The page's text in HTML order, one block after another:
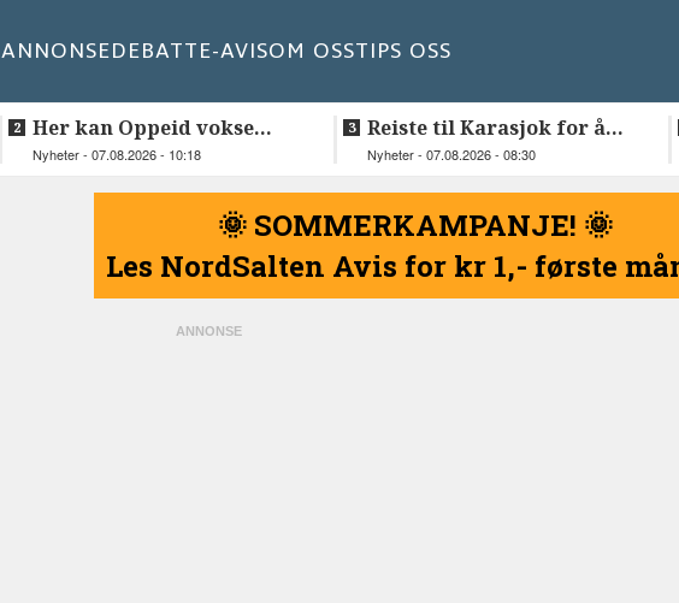
ANNONSEDEBATTE-AVISOM OSSTIPS OSS
Her kan Oppeid vokse
videre
Nyheter - 07.08.2026 - 10:18
Reiste til Karasjok for å
vie Ellen og Johan Anders
Nyheter - 07.08.2026 - 08:30
🌞 SOMMERKAMPANJE! 🌞
Les NordSalten Avis for kr 1,- første